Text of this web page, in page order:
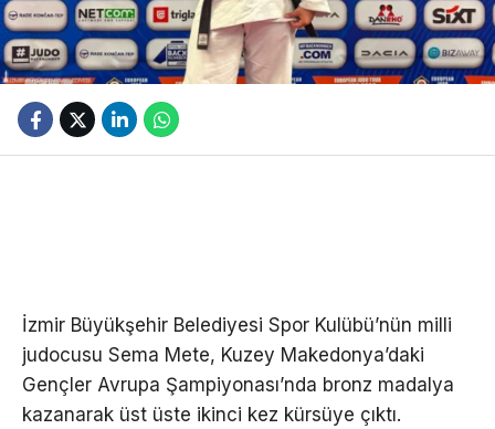
İzmir Büyükşehir Belediyesi Spor Kulübü’nün milli
judocusu Sema Mete, Kuzey Makedonya’daki
Gençler Avrupa Şampiyonası’nda bronz madalya
kazanarak üst üste ikinci kez kürsüye çıktı.